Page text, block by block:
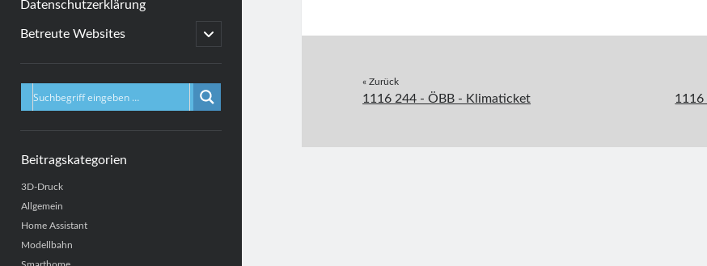
Datenschutzerklärung
Betreute Websites
open
child
Sidebar
Beitragskategorien
3D-Druck
Allgemein
Home Assistant
Modellbahn
« Zurück
1116 244 - ÖBB - Klimaticket 1116